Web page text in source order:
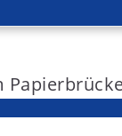
Suchen